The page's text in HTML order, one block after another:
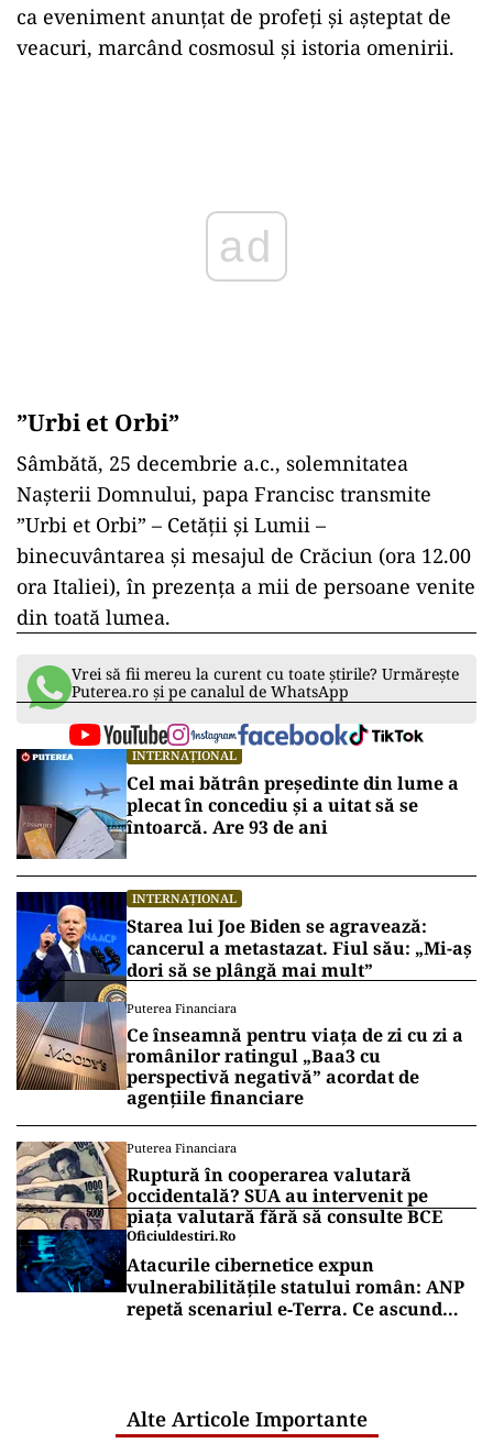
ca eveniment anunțat de profeți și așteptat de
veacuri, marcând cosmosul și istoria omenirii.
”Urbi et Orbi”
Sâmbătă, 25 decembrie a.c., solemnitatea
Nașterii Domnului, papa Francisc transmite
”Urbi et Orbi” – Cetății și Lumii –
binecuvântarea și mesajul de Crăciun (ora 12.00
ora Italiei), în prezența a mii de persoane venite
din toată lumea.
Vrei să fii mereu la curent cu toate știrile? Urmărește
Puterea.ro și pe canalul de WhatsApp
INTERNAȚIONAL
Cel mai bătrân președinte din lume a
plecat în concediu și a uitat să se
întoarcă. Are 93 de ani
INTERNAȚIONAL
Starea lui Joe Biden se agravează:
cancerul a metastazat. Fiul său: „Mi-aș
dori să se plângă mai mult”
Puterea Financiara
Ce înseamnă pentru viața de zi cu zi a
românilor ratingul „Baa3 cu
perspectivă negativă” acordat de
agențiile financiare
Puterea Financiara
Ruptură în cooperarea valutară
occidentală? SUA au intervenit pe
piața valutară fără să consulte BCE
Oficiuldestiri.ro
Atacurile cibernetice expun
vulnerabilitățile statului român: ANP
repetă scenariul e‑Terra. Ce ascund
Alte Articole Importante